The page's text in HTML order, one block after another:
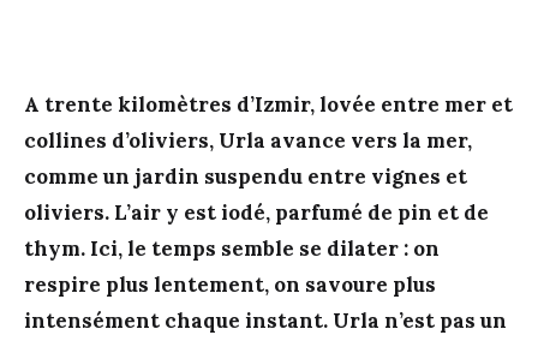
A trente kilomètres d’Izmir, lovée entre mer et
collines d’oliviers, Urla avance vers la mer,
comme un jardin suspendu entre vignes et
oliviers. L’air y est iodé, parfumé de pin et de
thym. Ici, le temps semble se dilater : on
respire plus lentement, on savoure plus
intensément chaque instant. Urla n’est pas un